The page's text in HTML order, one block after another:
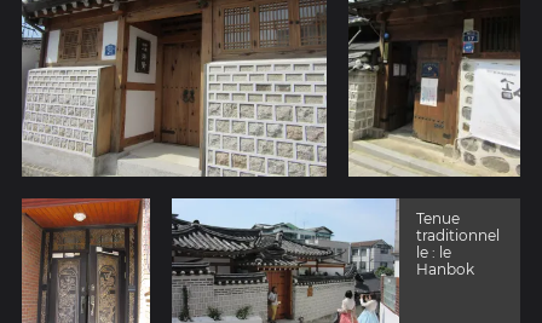
Tenue
traditionnel
le : le
Hanbok